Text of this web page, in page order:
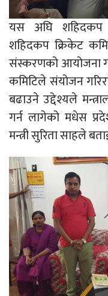
यस अघि शहिदकप
शहिदकप क्रिकेट
संस्करणको आयोजना
कमिटिले संयोजन
बढाउने उद्देश्यले
गर्न लागेको मधेस
मन्त्री सुरिता साहले